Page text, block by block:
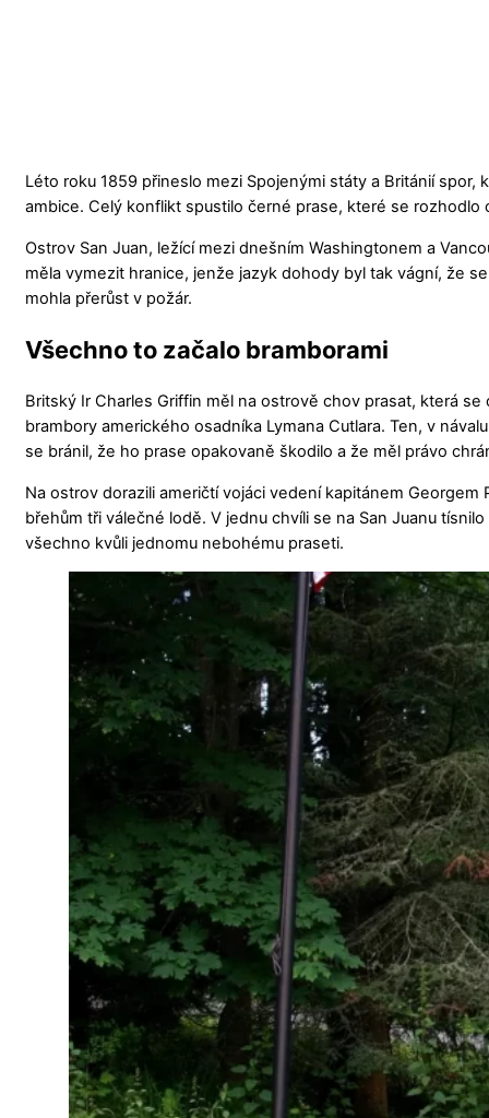
Léto roku 1859 přineslo mezi Spojenými státy a Británií
ambice. Celý konflikt spustilo černé prase, které se
Ostrov San Juan, ležící mezi dnešním Washingtonem a
měla vymezit hranice, jenže jazyk dohody byl tak vágní, že
mohla přerůst v požár.
Všechno to začalo bramborami
Britský Ir Charles Griffin měl na ostrově chov prasat, která
brambory amerického osadníka Lymana Cutlara. Ten, v
se bránil, že ho prase opakovaně škodilo a že měl právo
Na ostrov dorazili američtí vojáci vedení kapitánem
břehům tři válečné lodě. V jednu chvíli se na San Juanu
všechno kvůli jednomu nebohému praseti.